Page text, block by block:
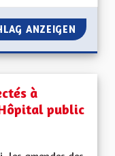
ANZEIGEN
à
public